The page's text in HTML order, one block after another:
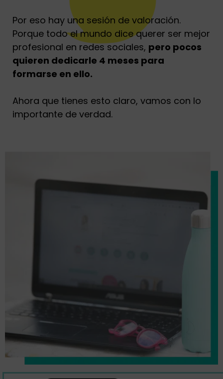
Por eso hay una sesión de valoración.
Porque todo el mundo dice querer ser mejor
profesional en redes sociales, pero pocos
quieren dedicarle 4 meses para
formarse en ello.
Ahora que tienes esto claro, vamos con lo
importante de verdad.